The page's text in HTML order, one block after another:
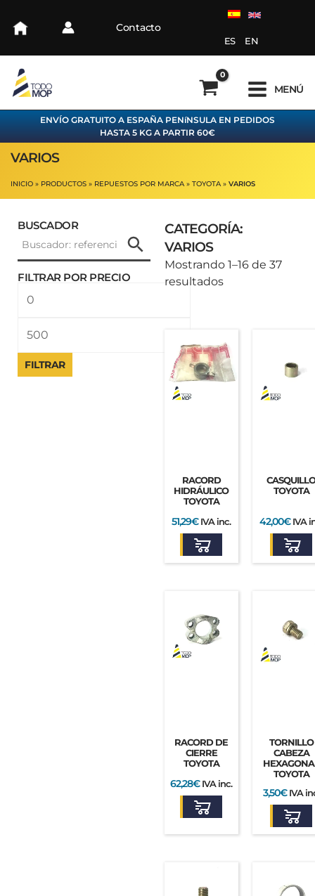
Contacto
ES EN
MENÚ
ENVÍO GRATUITO A ESPAÑA PENíNSULA EN PEDIDOS
HASTA 5 KG A PARTIR 60€
VARIOS
INICIO PRODUCTOS REPUESTOS POR MARCA TOYOTA VARIOS
BUSCADOR
FILTRAR POR PRECIO
mínimo
máximo
FILTRAR
CATEGORÍA:
VARIOS
Mostrando 1–16 de 37
resultados
Ordenado
por
RACORD
HIDRÁULICO
TOYOTA
51,29€ IVA inc.
TOYOTA
42,00€ IVA
RACORD DE
CIERRE
TOYOTA
62,28€ IVA inc.
TORNILLO
CABEZA
TOYOTA
3,50€ IVA